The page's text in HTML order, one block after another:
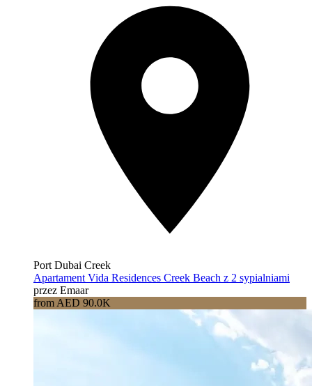
Port Dubai Creek
Apartament Vida Residences Creek Beach z 2 sypialniami
przez Emaar
from AED 90.0K